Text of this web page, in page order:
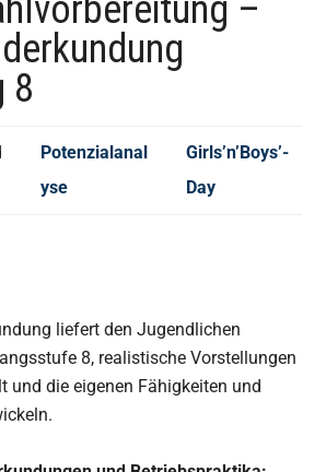
–
8
Potenzialanal
yse
Girls’n’Boys’-
Day
liefert den Jugendlichen
8, realistische Vorstellungen
und die eigenen Fähigkeiten und